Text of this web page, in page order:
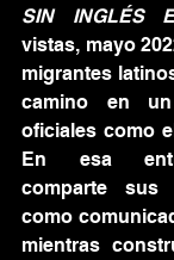
SIN INGLÉS
vistas, mayo
migrantes
camino en
oficiales como
En esa
comparte
como
mientras